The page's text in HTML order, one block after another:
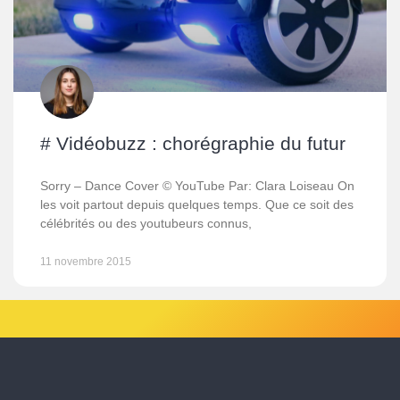
# Vidéobuzz : chorégraphie du futur
Sorry – Dance Cover © YouTube Par: Clara Loiseau On
les voit partout depuis quelques temps. Que ce soit des
célébrités ou des youtubeurs connus,
11 novembre 2015